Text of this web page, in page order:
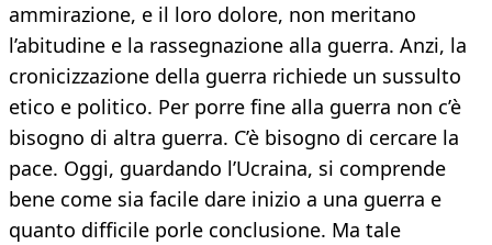
ammirazione, e il loro dolore, non meritano
l’abitudine e la rassegnazione alla guerra. Anzi, la
cronicizzazione della guerra richiede un sussulto
etico e politico. Per porre fine alla guerra non c’è
bisogno di altra guerra. C’è bisogno di cercare la
pace. Oggi, guardando l’Ucraina, si comprende
bene come sia facile dare inizio a una guerra e
quanto difficile porle conclusione. Ma tale